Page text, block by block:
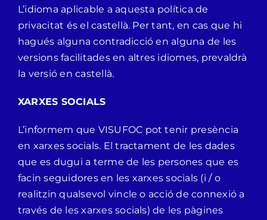
L’idioma aplicable a aquesta política de
privacitat és el castellà. Per tant, en cas que hi
hagués alguna contradicció en alguna de les
versions facilitades en altres idiomes, prevaldrà
la versió en castellà.
XARXES SOCIALS
L’informem que VISUFOC pot tenir presència
en xarxes socials. El tractament de les dades
que es dugui a terme de les persones que es
facin seguidores en les xarxes socials (i / o
realitzin qualsevol vincle o acció de connexió a
través de les xarxes socials) de les pàgines